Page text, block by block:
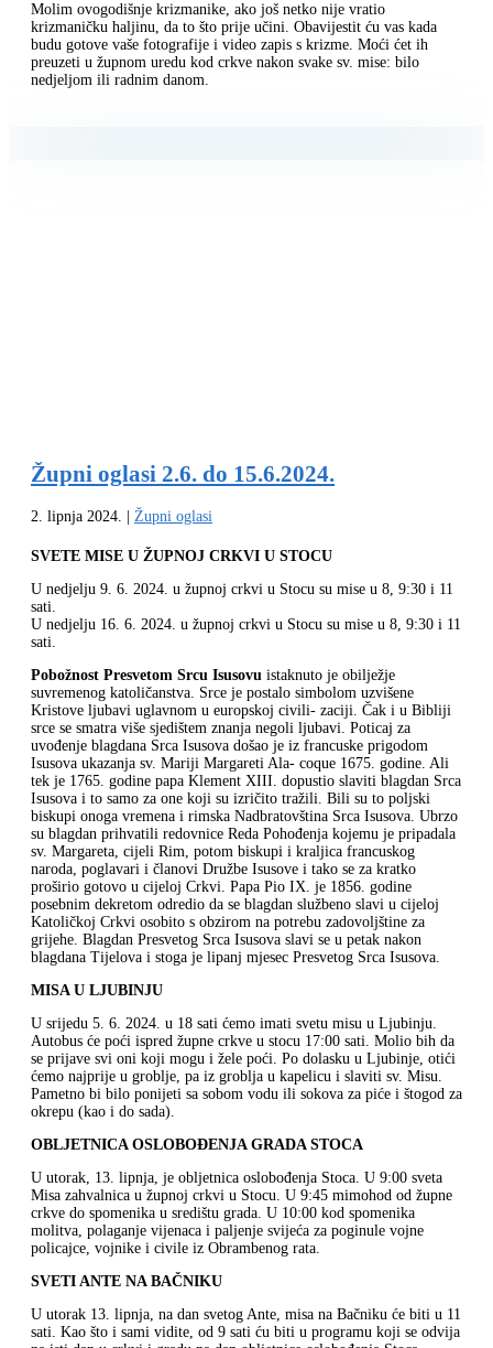
Molim ovogodišnje krizmanike, ako još netko nije vratio
krizmaničku haljinu, da to što prije učini. Obavijestit ću vas kada
budu gotove vaše fotografije i video zapis s krizme. Moći ćet ih
preuzeti u župnom uredu kod crkve nakon svake sv. mise: bilo
nedjeljom ili radnim danom.
Župni oglasi 2.6. do 15.6.2024.
2. lipnja 2024. | Župni oglasi
SVETE MISE U ŽUPNOJ CRKVI U STOCU
U nedjelju 9. 6. 2024. u župnoj crkvi u Stocu su mise u 8, 9:30 i 11
sati.
U nedjelju 16. 6. 2024. u župnoj crkvi u Stocu su mise u 8, 9:30 i 11
sati.
Pobožnost Presvetom Srcu Isusovu istaknuto je obilježje
suvremenog katoličanstva. Srce je postalo simbolom uzvišene
Kristove ljubavi uglavnom u europskoj civili- zaciji. Čak i u Bibliji
srce se smatra više sjedištem znanja negoli ljubavi. Poticaj za
uvođenje blagdana Srca Isusova došao je iz francuske prigodom
Isusova ukazanja sv. Mariji Margareti Ala- coque 1675. godine. Ali
tek je 1765. godine papa Klement XIII. dopustio slaviti blagdan Srca
Isusova i to samo za one koji su izričito tražili. Bili su to poljski
biskupi onoga vremena i rimska Nadbratovština Srca Isusova. Ubrzo
su blagdan prihvatili redovnice Reda Pohođenja kojemu je pripadala
sv. Margareta, cijeli Rim, potom biskupi i kraljica francuskog
naroda, poglavari i članovi Družbe Isusove i tako se za kratko
proširio gotovo u cijeloj Crkvi. Papa Pio IX. je 1856. godine
posebnim dekretom odredio da se blagdan službeno slavi u cijeloj
Katoličkoj Crkvi osobito s obzirom na potrebu zadovoljštine za
grijehe. Blagdan Presvetog Srca Isusova slavi se u petak nakon
blagdana Tijelova i stoga je lipanj mjesec Presvetog Srca Isusova.
MISA U LJUBINJU
U srijedu 5. 6. 2024. u 18 sati ćemo imati svetu misu u Ljubinju.
Autobus će poći ispred župne crkve u stocu 17:00 sati. Molio bih da
se prijave svi oni koji mogu i žele poći. Po dolasku u Ljubinje, otići
ćemo najprije u groblje, pa iz groblja u kapelicu i slaviti sv. Misu.
Pametno bi bilo ponijeti sa sobom vodu ili sokova za piće i štogod za
okrepu (kao i do sada).
OBLJETNICA OSLOBOĐENJA GRADA STOCA
U utorak, 13. lipnja, je obljetnica oslobođenja Stoca. U 9:00 sveta
Misa zahvalnica u župnoj crkvi u Stocu. U 9:45 mimohod od župne
crkve do spomenika u središtu grada. U 10:00 kod spomenika
molitva, polaganje vijenaca i paljenje svijeća za poginule vojne
policajce, vojnike i civile iz Obrambenog rata.
SVETI ANTE NA BAČNIKU
U utorak 13. lipnja, na dan svetog Ante, misa na Bačniku će biti u 11
sati. Kao što i sami vidite, od 9 sati ću biti u programu koji se odvija